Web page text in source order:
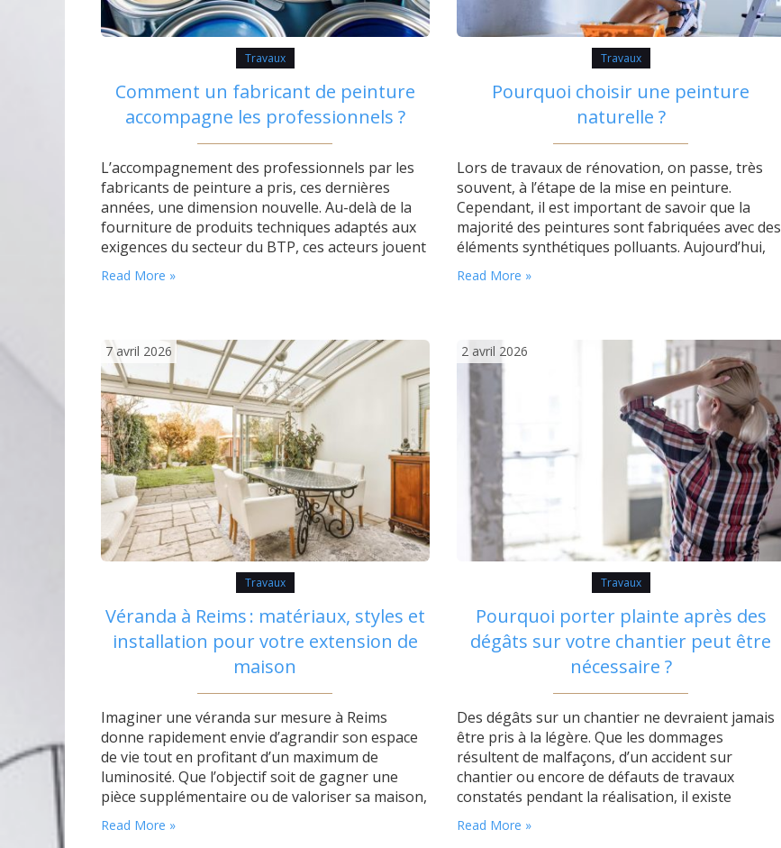
Travaux
Comment un fabricant de peinture
accompagne les professionnels ?
L’accompagnement des professionnels par les
fabricants de peinture a pris, ces dernières
années, une dimension nouvelle. Au-delà de la
fourniture de produits techniques adaptés aux
exigences du secteur du BTP, ces acteurs jouent
désormais un rôle central dans l’anticipation et
la diffusion des tendances couleurs, mais aussi
de…
Read More »
Travaux
Pourquoi choisir une peinture
naturelle ?
Lors de travaux de rénovation, on passe, très
souvent, à l’étape de la mise en peinture.
Cependant, il est important de savoir que la
majorité des peintures sont fabriquées avec des
éléments synthétiques polluants. Aujourd’hui,
nous allons vous proposer une alternative qui
pourrait vous plaire… Jusqu’à peut-être vouloir
Read More »
7 avril 2026
Travaux
Véranda à Reims : matériaux, styles et
installation pour votre extension de
maison
Imaginer une véranda sur mesure à Reims
donne rapidement envie d’agrandir son espace
de vie tout en profitant d’un maximum de
luminosité. Que l’objectif soit de gagner une
pièce supplémentaire ou de valoriser sa maison,
une extension vitrée s’adapte à tous les projets
avec des solutions variées selon les goûts et le
Read More »
2 avril 2026
Travaux
Pourquoi porter plainte après des
dégâts sur votre chantier peut être
nécessaire ?
Des dégâts sur un chantier ne devraient jamais
être pris à la légère. Que les dommages
résultent de malfaçons, d’un accident sur
chantier ou encore de défauts de travaux
constatés pendant la réalisation, il existe
différentes raisons pour lesquelles engager des
recours juridiques devient parfois
Read More »